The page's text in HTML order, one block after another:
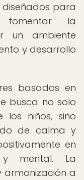
diseñados para
fomentar la
un ambiente
y desarrollo
basados en
busca no solo
los niños, sino
de calma y
en
y mental. La
armonización a